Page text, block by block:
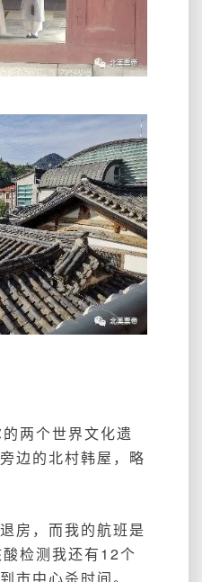
两个世界文化遗
边的北村韩屋，略
房，而我的航班是
检测我还有12个
市中心杀时间。